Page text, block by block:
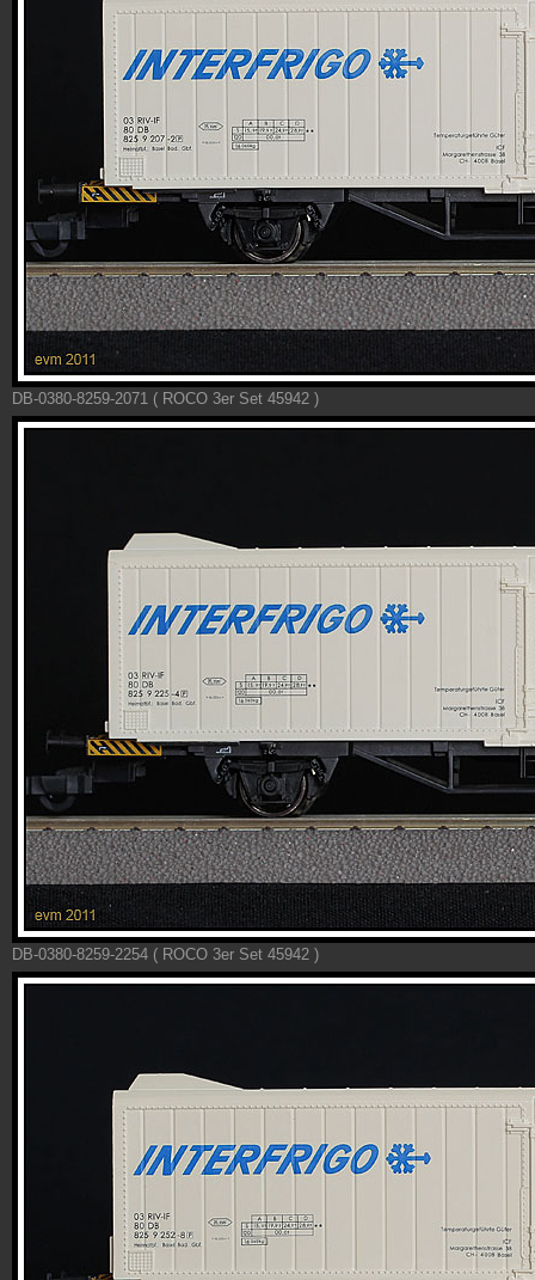
DB-0380-8259-2071 ( ROCO 3er Set 45942 )
DB-0380-8259-2254 ( ROCO 3er Set 45942 )